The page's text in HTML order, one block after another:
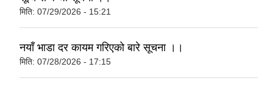
मिति: 07/29/2026 - 15:21
नयाँ भाडा दर कायम गरिएको बारे सूचना ।।
मिति: 07/28/2026 - 17:15